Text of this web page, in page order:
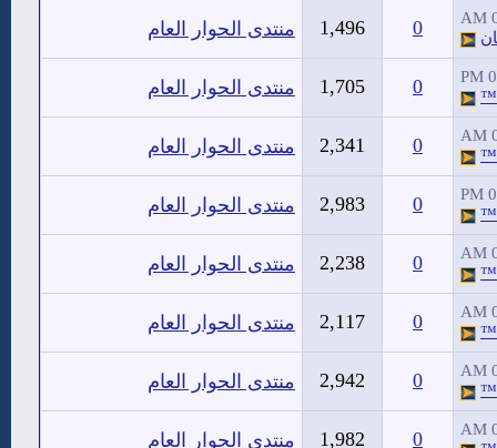
0
1,496 منتدى الحوار العام
0
1,705 منتدى الحوار العام
0
2,341 منتدى الحوار العام
0
2,983 منتدى الحوار العام
0
2,238 منتدى الحوار العام
0
2,117 منتدى الحوار العام
0
2,942 منتدى الحوار العام
0
1,982 منتدى الحوار العام